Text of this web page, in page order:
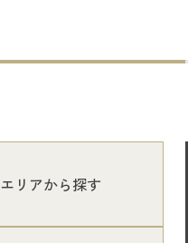
エリアから探す